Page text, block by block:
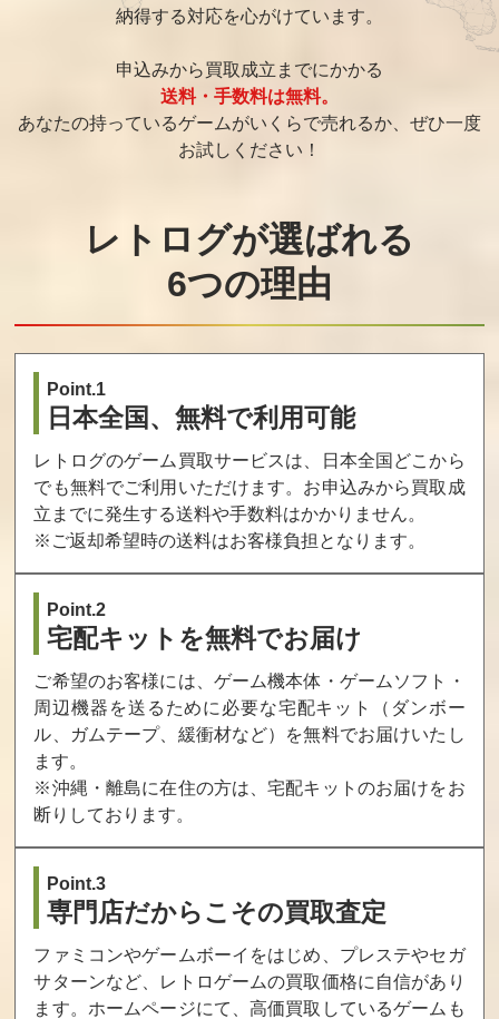
納得する対応を心がけています。
申込みから買取成立までにかかる
送料・手数料は無料。
あなたの持っているゲームがいくらで売れるか、ぜひ一度
お試しください！
レトログが選ばれる
6つの理由
Point.1
日本全国、無料で利用可能
レトログのゲーム買取サービスは、日本全国どこから
でも無料でご利用いただけます。お申込みから買取成
立までに発生する送料や手数料はかかりません。
※ご返却希望時の送料はお客様負担となります。
Point.2
宅配キットを無料でお届け
ご希望のお客様には、ゲーム機本体・ゲームソフト・
周辺機器を送るために必要な宅配キット（ダンボー
ル、ガムテープ、緩衝材など）を無料でお届けいたし
ます。
※沖縄・離島に在住の方は、宅配キットのお届けをお
断りしております。
Point.3
専門店だからこその買取査定
ファミコンやゲームボーイをはじめ、プレステやセガ
サターンなど、レトロゲームの買取価格に自信があり
ます。ホームページにて、高価買取しているゲームも